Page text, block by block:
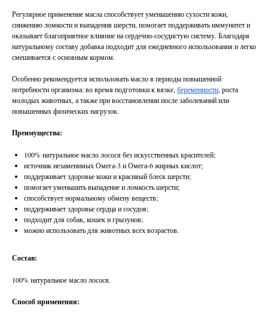
Регулярное применение масла способствует уменьшению сухости кожи,
снижению ломкости и выпадения шерсти, помогает поддерживать иммунитет и
оказывает благоприятное влияние на сердечно-сосудистую систему. Благодаря
натуральному составу добавка подходит для ежедневного использования и легко
смешивается с основным кормом.
Особенно рекомендуется использовать масло в периоды повышенной
потребности организма: во время подготовки к вязке,беременности, роста
молодых животных, а также при восстановлении после заболеваний или
повышенных физических нагрузок.
Преимущества:
100% натуральное масло лосося без искусственных красителей;
источник незаменимых Омега-3 и Омега-6 жирных кислот;
поддерживает здоровье кожи и красивый блеск шерсти;
помогает уменьшить выпадение и ломкость шерсти;
способствует нормальному обмену веществ;
поддерживает здоровье сердца и сосудов;
подходит для собак, кошек и грызунов;
можно использовать для животных всех возрастов.
Состав:
100% натуральное масло лосося.
Способ применения: